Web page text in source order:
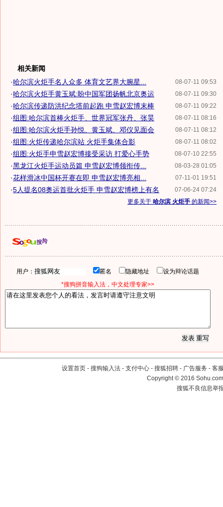
相关新闻
08-07-11 09:53
·哈尔滨火炬手名人众多 体育文艺界大腕星...
08-07-11 09:30
·哈尔滨火炬手黄玉斌:盼中国军团扬帆北京奥运
08-07-11 09:22
·哈尔滨传递防洪纪念塔前起跑 申雪赵宏博末棒
08-07-11 08:16
·组图:哈尔滨首棒火炬手、世界冠军张丹、张昊
08-07-11 08:12
·组图:哈尔滨火炬手孙悦、黄玉斌、邓仪见面会
08-07-11 08:02
·组图:火炬传递哈尔滨站 火炬手集体合影
08-07-10 22:55
·组图:火炬手申雪赵宏博接受采访 打爱心手势
08-03-28 01:05
·黑龙江火炬手运动员篇 申雪赵宏博领衔传...
07-11-01 19:51
·花样滑冰中国杯开赛在即 申雪赵宏博亮相...
07-06-24 07:24
·5人提名08奥运首批火炬手 申雪赵宏博榜上有名
更多关于 哈尔滨 火炬手 的新闻>>
用户： 匿名 隐藏地址
设为辩论话题
*搜狗拼音输入法，中文处理专家>>
设置首页 - 搜狗输入法 - 支付中心 - 搜狐招聘 - 广告服务 - 客
Copyright©2016
搜狐不良信息举